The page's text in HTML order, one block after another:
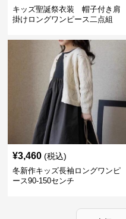
キッズ聖誕祭衣装 帽子付き肩
掛けロングワンピース二点組
¥3,460 (税込)
冬新作キッズ長袖ロングワンピ
ース90-150センチ